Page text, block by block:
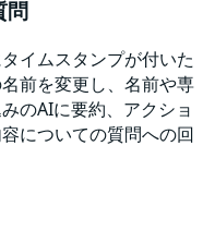
問
イムスタンプが付いた
前を変更し、名前や専
のAIに要約、アクショ
についての質問への回